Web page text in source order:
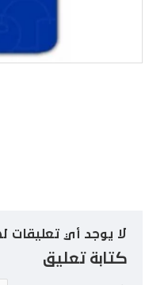
لا يوجد أي تعليقات
كتابة تعليق